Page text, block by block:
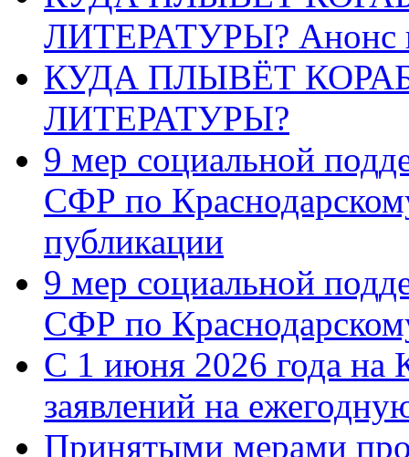
ЛИТЕРАТУРЫ? Анонс
КУДА ПЛЫВЁТ
ЛИТЕРАТУРЫ?
9 мер социальной
СФР по
публикации
9 мер социальной
СФР по
С 1 июня 2026 года на
заявлений на
Принятыми мерами